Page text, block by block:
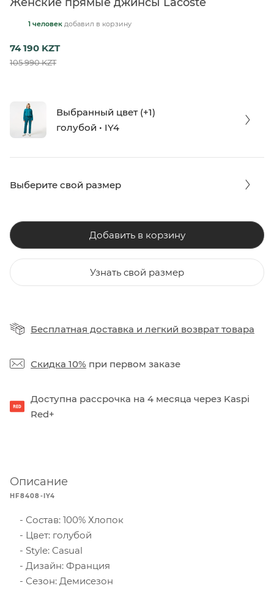
1 человек добавил в корзину
74 190 KZT
105 990 KZT
Выбранный цвет (+1)
голубой • IY4
Выберите свой размер
Добавить в корзину
Узнать свой размер
Бесплатная доставка и легкий возврат товара
Скидка 10% при первом заказе
Доступна рассрочка на 4 месяца через Kaspi
Red+
Описание
HF8408-IY4
Состав: 100% Хлопок
Цвет: голубой
Style: Casual
Дизайн: Франция
Сезон: Демисезон